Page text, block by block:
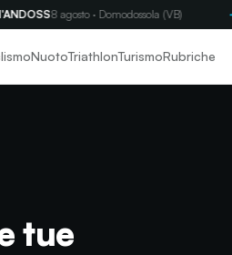
8 agosto · Domodossola (VB)
NuotoTriathlonTurismoRubriche
tue